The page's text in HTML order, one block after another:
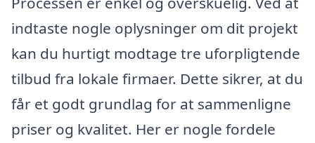
indtaste nogle oplysninger om dit projekt
kan du hurtigt modtage tre uforpligtende
tilbud fra lokale firmaer. Dette sikrer, at du
får et godt grundlag for at sammenligne
priser og kvalitet. Her er nogle fordele